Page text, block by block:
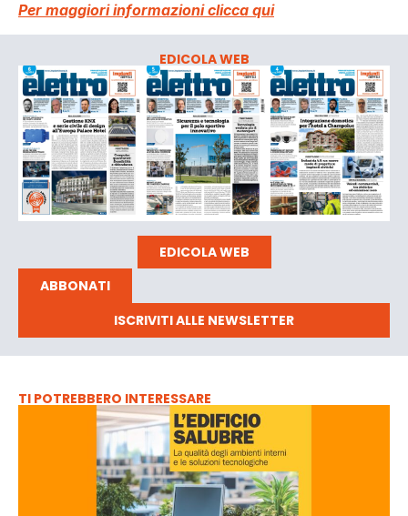
Per maggiori informazioni clicca qui
EDICOLA WEB
EDICOLA WEB
ABBONATI
ISCRIVITI ALLE NEWSLETTER
TI POTREBBERO INTERESSARE